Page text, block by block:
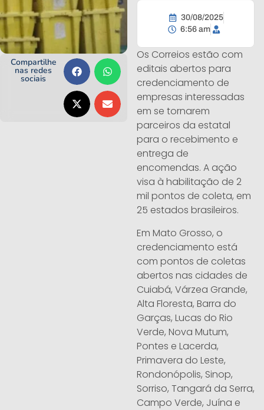
Compartilhe
nas redes
sociais
30/08/2025
6:56 am
Os Correios estão com
editais abertos para
credenciamento de
empresas interessadas
em se tornarem
parceiros da estatal
para o recebimento e
entrega de
encomendas. A ação
visa à habilitação de 2
mil pontos de coleta, em
25 estados brasileiros.
Em Mato Grosso, o
credenciamento está
com pontos de coletas
abertos nas cidades de
Cuiabá, Várzea Grande,
Alta Floresta, Barra do
Garças, Lucas do Rio
Verde, Nova Mutum,
Pontes e Lacerda,
Primavera do Leste,
Rondonópolis, Sinop,
Sorriso, Tangará da Serra,
Campo Verde, Juína e